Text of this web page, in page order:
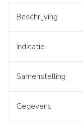
Beschrijving
Indicatie
Samenstelling
Gegevens